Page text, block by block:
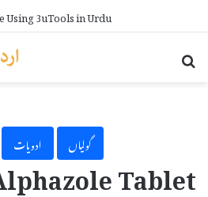
from AdSense on Blogger in Urdu
ادویات گولیاں